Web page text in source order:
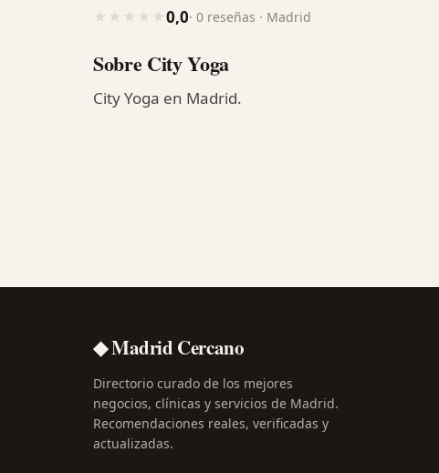
★ ★ ★ ★ ★0,0· 0 reseñas · Madrid
Sobre City Yoga
City Yoga en Madrid.
◆ Madrid Cercano
Directorio curado de los mejores
negocios, clínicas y servicios de Madrid.
Recomendaciones reales, verificadas y
actualizadas.